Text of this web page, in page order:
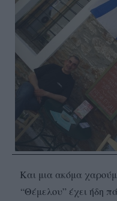
Και μια ακόμα
“Θέμελου” έχει ήδη